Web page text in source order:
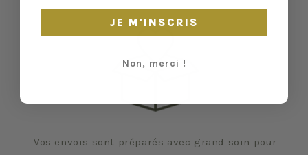
Vos envois sont préparés avec grand soin pour
JE M'INSCRIS
Non, merci !